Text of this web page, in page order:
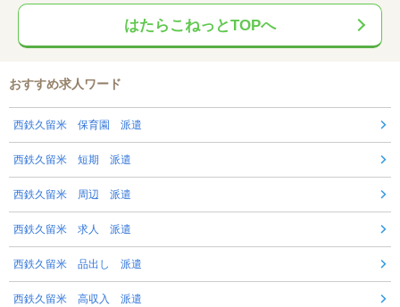
はたらこねっとTOPへ
おすすめ求人ワード
西鉄久留米 保育園 派遣
西鉄久留米 短期 派遣
西鉄久留米 周辺 派遣
西鉄久留米 求人 派遣
西鉄久留米 品出し 派遣
西鉄久留米 高収入 派遣